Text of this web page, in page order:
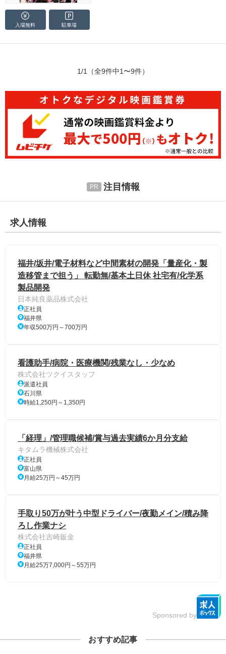
入場無料 駐車場
1/1 （全9件中1〜9件）
注目情報
求人情報
福井/坂井/電子材料など中間素材の開発「量産化・製
造移管まで担う」 転勤無/基本土日休 社宅有/化学系
製品開発
日本純良薬品株式会社
正社員
福井県
年収500万円～700万円
看護助手/病院・医療機関/残業なし・少なめ
株式会社ツクイスタッフ
派遣社員
石川県
時給1,250円～1,350円
「経理」/管理職候補/賞与過去実績6か月分支給
キタムラ機械株式会社
正社員
富山県
月給25万円～45万円
手取り50万が叶う中型ドライバー/夜勤メイン/積み降
ろし作業ナシ
株式会社吉崎鈑金
正社員
福井県
月給25万7,000円～55万円
Sponsored by
おすすめ記事